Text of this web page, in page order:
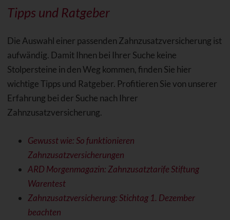
Tipps und Ratgeber
Die Auswahl einer passenden Zahnzusatzversicherung ist
aufwändig. Damit Ihnen bei Ihrer Suche keine
Stolpersteine in den Weg kommen, finden Sie hier
wichtige Tipps und Ratgeber. Profitieren Sie von unserer
Erfahrung bei der Suche nach Ihrer
Zahnzusatzversicherung.
Gewusst wie: So funktionieren
Zahnzusatzversicherungen
ARD Morgenmagazin: Zahnzusatztarife Stiftung
Warentest
Zahnzusatzversicherung: Stichtag 1. Dezember
beachten